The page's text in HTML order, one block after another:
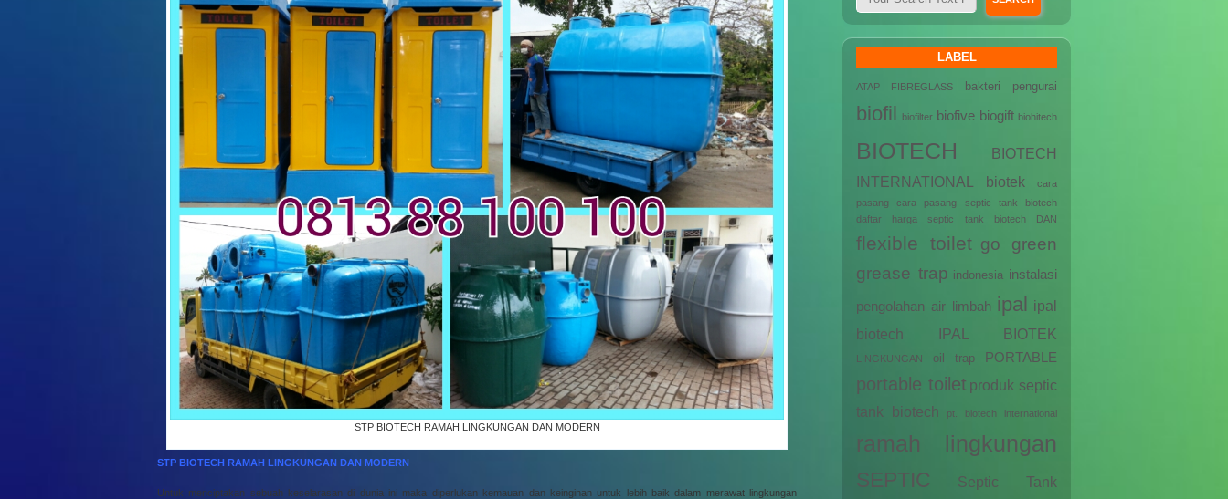
STP BIOTECH RAMAH LINGKUNGAN DAN MODERN
STP BIOTECH RAMAH LINGKUNGAN DAN MODERN
Untuk menciptakan sebuah keselarasan di dunia ini maka diperlukan kemauan dan keinginan untuk lebih baik dalam merawat lingkungan
LABEL
ATAP FIBREGLASS bakteri pengurai
biofil biofilter biofive biogift biohitech
BIOTECH
BIOTECH
INTERNATIONAL
biotek
cara
pasang
cara pasang septic tank biotech
daftar harga septic tank biotech
DAN
flexible toilet go green
grease trap indonesia instalasi
pengolahan air limbah ipal ipal
biotech
IPAL BIOTEK
LINGKUNGAN oil trap PORTABLE
portable toilet produk septic
tank biotech
pt. biotech international
ramah lingkungan
SEPTIC Septic Tank